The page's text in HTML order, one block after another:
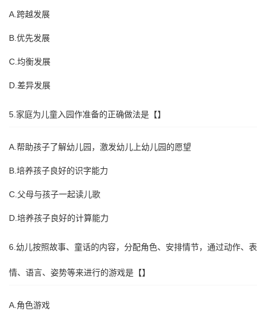
A.跨越发展
B.优先发展
C.均衡发展
D.差异发展
5.家庭为儿童入园作准备的正确做法是【】
A.帮助孩子了解幼儿园，激发幼儿上幼儿园的愿望
B.培养孩子良好的识字能力
C.父母与孩子一起读儿歌
D.培养孩子良好的计算能力
6.幼儿按照故事、童话的内容，分配角色、安排情节，通过动作、表
情、语言、姿势等来进行的游戏是【】
A.角色游戏